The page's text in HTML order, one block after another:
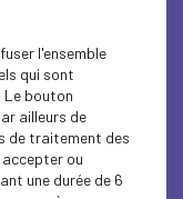
l'ensemble
qui sont
Le bouton
ailleurs de
de traitement des
ou
une durée de 6